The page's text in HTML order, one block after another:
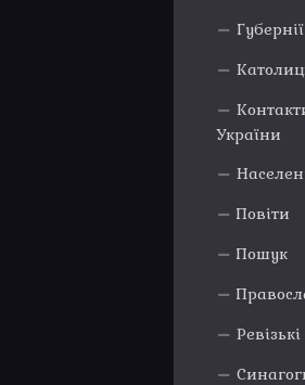
Губернії
України
Повіти
Пошук